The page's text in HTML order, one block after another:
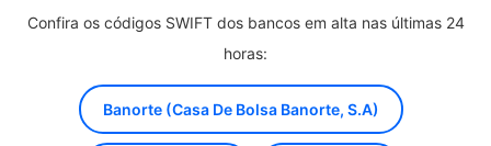
Confira os códigos SWIFT dos bancos em alta nas últimas 24
horas:
Banorte (Casa De Bolsa Banorte, S.A)